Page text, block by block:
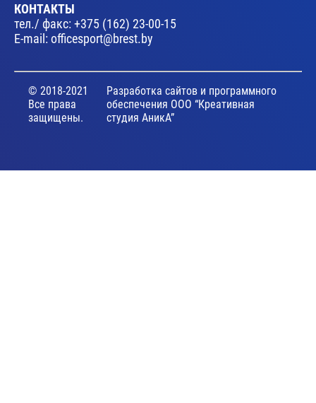
КОНТАКТЫ
тел./ факс:+375 (162) 23-00-15
E-mail: officesport@brest.by
© 2018-2021
Все права
защищены.
Разработка сайтов и программного
обеспечения ООО “Креативная
студия АникА”